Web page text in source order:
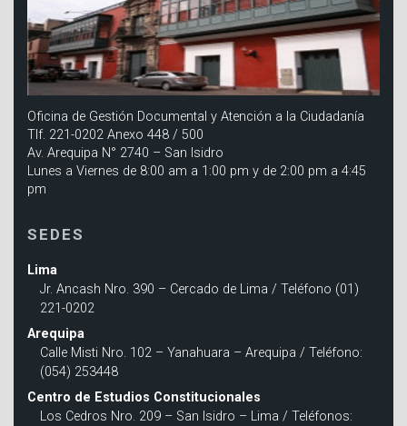
Oficina de Gestión Documental y Atención a la Ciudadanía
Tlf. 221-0202 Anexo 448 / 500
Av. Arequipa N° 2740 – San Isidro
Lunes a Viernes de 8:00 am a 1:00 pm y de 2:00 pm a 4:45
pm
SEDES
Lima
Jr. Ancash Nro. 390 – Cercado de Lima / Teléfono (01)
221-0202
Arequipa
Calle Misti Nro. 102 – Yanahuara – Arequipa / Teléfono:
(054) 253448
Centro de Estudios Constitucionales
Los Cedros Nro. 209 – San Isidro – Lima / Teléfonos: